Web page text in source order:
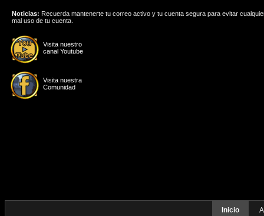
Visita nuestro
canal Youtube
Visita nuestra
Comunidad
Noticias: Recuerda mantenerte tu correo activo y tu cuenta segura para evitar
mal uso de tu cuenta.
Inicio